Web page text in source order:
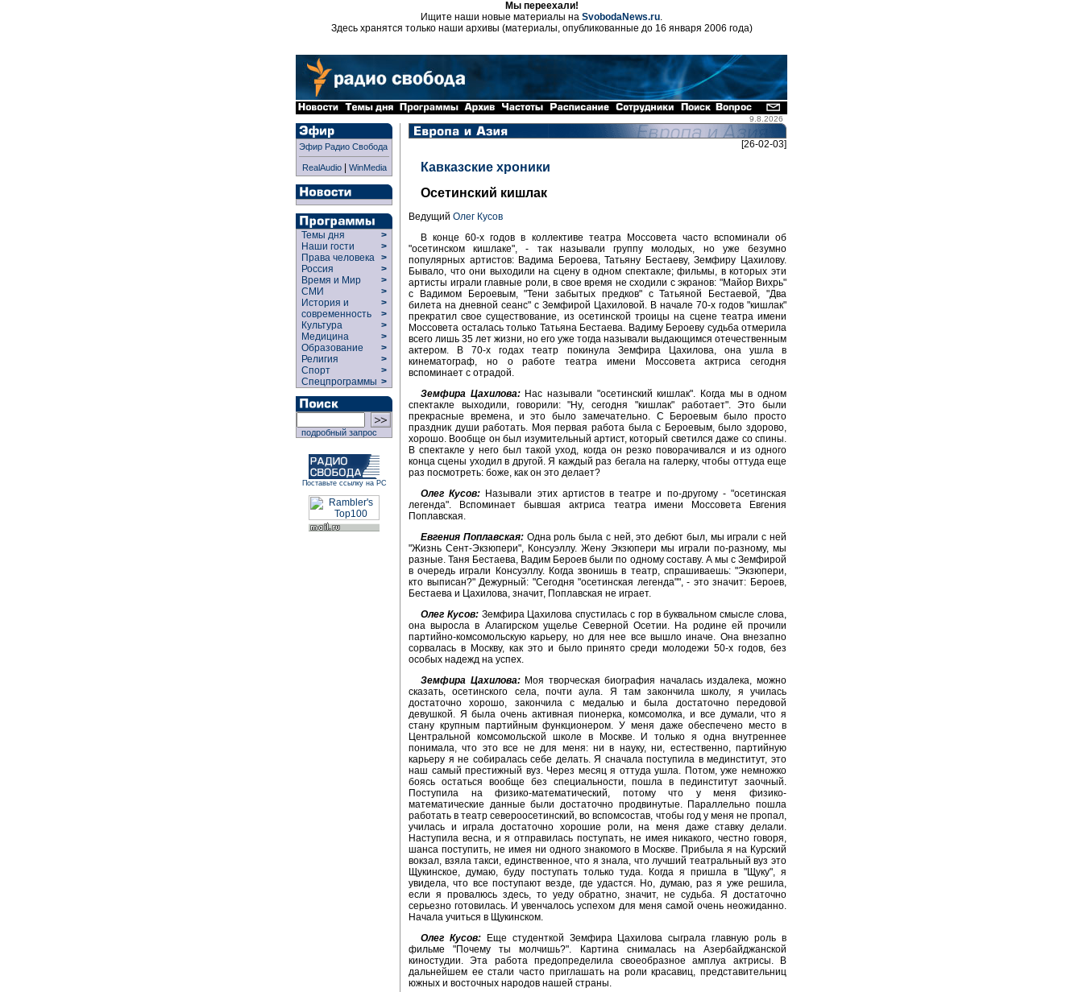
Мы переехали!
Ищите наши новые материалы на SvobodaNews.ru.
Здесь хранятся только наши архивы (материалы, опубликованные до 16 января 2006 года)
9.8.2026
Эфир Радио Свобода
RealAudio| WinMedia
Темы дня
>
Наши гости
>
Права человека >
Россия
>
Время и Мир
>
СМИ
>
История и
современность
>
>
Культура
>
Медицина
>
Образование
>
Религия
>
Спорт
>
Спецпрограммы >
подробный запрос
Поставьте ссылку на РС
[26-02-03]
Кавказские хроники
Осетинский кишлак
Ведущий Олег Кусов
В конце 60-х годов в коллективе театра Моссовета часто вспоминали об
"осетинском кишлаке", - так называли группу молодых, но уже безумно
популярных артистов: Вадима Бероева, Татьяну Бестаеву, Земфиру Цахилову.
Бывало, что они выходили на сцену в одном спектакле; фильмы, в которых эти
артисты играли главные роли, в свое время не сходили с экранов: "Майор Вихрь"
с Вадимом Бероевым, "Тени забытых предков" с Татьяной Бестаевой, "Два
билета на дневной сеанс" с Земфирой Цахиловой. В начале 70-х годов "кишлак"
прекратил свое существование, из осетинской троицы на сцене театра имени
Моссовета осталась только Татьяна Бестаева. Вадиму Бероеву судьба отмерила
всего лишь 35 лет жизни, но его уже тогда называли выдающимся отечественным
актером. В 70-х годах театр покинула Земфира Цахилова, она ушла в
кинематограф, но о работе театра имени Моссовета актриса сегодня
вспоминает с отрадой.
Земфира Цахилова:Нас называли "осетинский кишлак". Когда мы в одном
спектакле выходили, говорили: "Ну, сегодня "кишлак" работает". Это были
прекрасные времена, и это было замечательно. С Бероевым было просто
праздник души работать. Моя первая работа была с Бероевым, было здорово,
хорошо. Вообще он был изумительный артист, который светился даже со спины.
В спектакле у него был такой уход, когда он резко поворачивался и из одного
конца сцены уходил в другой. Я каждый раз бегала на галерку, чтобы оттуда еще
раз посмотреть: боже, как он это делает?
Олег Кусов: Называли этих артистов в театре и по-другому - "осетинская
легенда". Вспоминает бывшая актриса театра имени Моссовета Евгения
Поплавская.
Евгения Поплавская:Одна роль была с ней, это дебют был, мы играли с ней
"Жизнь Сент-Экзюпери", Консуэллу. Жену Экзюпери мы играли по-разному, мы
разные. Таня Бестаева, Вадим Бероев были по одному составу. А мы с Земфирой
в очередь играли Консуэллу. Когда звонишь в театр, спрашиваешь: "Экзюпери,
кто выписан?" Дежурный: "Сегодня "осетинская легенда"", - это значит: Бероев,
Бестаева и Цахилова, значит, Поплавская не играет.
Олег Кусов:Земфира Цахилова спустилась с гор в буквальном смысле слова,
она выросла в Алагирском ущелье Северной Осетии. На родине ей прочили
партийно-комсомольскую карьеру, но для нее все вышло иначе. Она внезапно
сорвалась в Москву, как это и было принято среди молодежи 50-х годов, без
особых надежд на успех.
Земфира Цахилова:Моя творческая биография началась издалека, можно
сказать, осетинского села, почти аула. Я там закончила школу, я училась
достаточно хорошо, закончила с медалью и была достаточно передовой
девушкой. Я была очень активная пионерка, комсомолка, и все думали, что я
стану крупным партийным функционером. У меня даже обеспечено место в
Центральной комсомольской школе в Москве. И только я одна внутреннее
понимала, что это все не для меня: ни в науку, ни, естественно, партийную
карьеру я не собиралась себе делать. Я сначала поступила в мединститут, это
наш самый престижный вуз. Через месяц я оттуда ушла. Потом, уже немножко
боясь остаться вообще без специальности, пошла в пединститут заочный.
Поступила на физико-математический, потому что у меня физико-
математические данные были достаточно продвинутые. Параллельно пошла
работать в театр североосетинский, во вспомсостав, чтобы год у меня не пропал,
училась и играла достаточно хорошие роли, на меня даже ставку делали.
Наступила весна, и я отправилась поступать, не имея никакого, честно говоря,
шанса поступить, не имея ни одного знакомого в Москве. Прибыла я на Курский
вокзал, взяла такси, единственное, что я знала, что лучший театральный вуз это
Щукинское, думаю, буду поступать только туда. Когда я пришла в "Щуку", я
увидела, что все поступают везде, где удастся. Но, думаю, раз я уже решила,
если я провалюсь здесь, то уеду обратно, значит, не судьба. Я достаточно
серьезно готовилась. И увенчалось успехом для меня самой очень неожиданно.
Начала учиться в Щукинском.
Олег Кусов:Еще студенткой Земфира Цахилова сыграла главную роль в
фильме "Почему ты молчишь?". Картина снималась на Азербайджанской
киностудии. Эта работа предопределила своеобразное амплуа актрисы. В
дальнейшем ее стали часто приглашать на роли красавиц, представительниц
южных и восточных народов нашей страны.